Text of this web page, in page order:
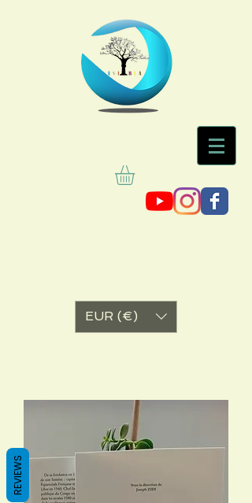
EUR (€)
REVIEWS